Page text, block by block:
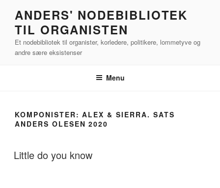
indhold
ANDERS' NODEBIBLIOTEK
TIL ORGANISTEN
Et nodebibliotek til organister, korledere, politikere, lommetyve og
andre sære eksistenser
Menu
KOMPONISTER:ALEX & SIERRA. SATS
ANDERS OLESEN 2020
Little do you know